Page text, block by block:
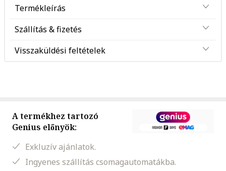
Termékleírás
Szállítás & fizetés
Visszaküldési feltételek
A termékhez tartozó
Genius előnyök:
Exkluzív ajánlatok.
Ingyenes szállítás csomagautomatákba.